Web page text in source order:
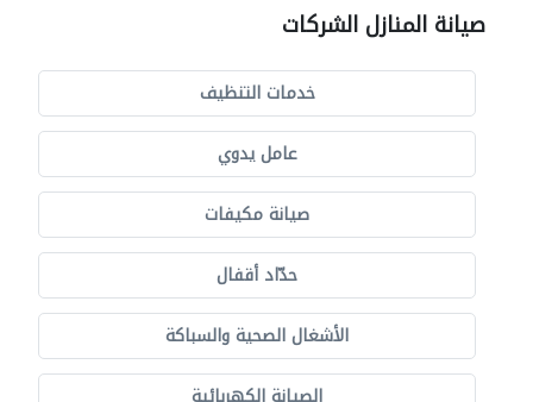
صيانة المنازل الشركات
خدمات التنظيف
عامل يدوي
صيانة مكيفات
حدّاد أقفال
الأشغال الصحية والسباكة